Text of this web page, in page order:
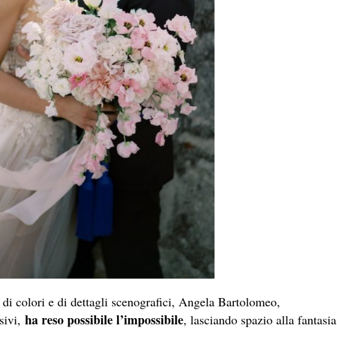
colori e di dettagli scenografici, Angela Bartolomeo,
ha reso possibile l’impossibile, lasciando spazio alla fantasia